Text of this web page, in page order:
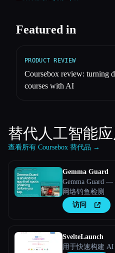
Featured in
PRODUCT REVIEW
Coursebox review: turning
courses with AI
替代人工智能
查看所有 Coursebox 替代品 →
Gemma Guard
Gemma Guard
网络钓鱼检测
访问
SvelteLaunch
用于快速构建